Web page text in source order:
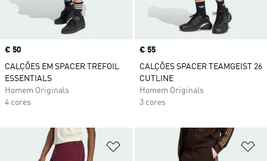
Price
€ 50
CALÇÕES EM SPACER TREFOIL
ESSENTIALS
Homem Originals
4 cores
Price
€ 55
CALÇÕES SPACER TEAMGEIST 26
CUTLINE
Homem Originals
3 cores
Adicionar à Lista de Desejos